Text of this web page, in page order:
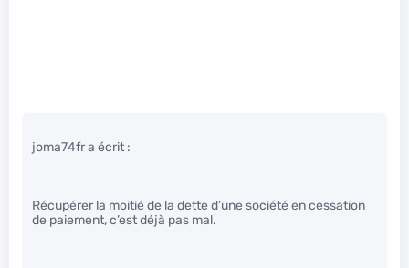
joma74fr a écrit :
Récupérer la moitié de la dette d’une société en cessation
de paiement, c’est déjà pas mal.